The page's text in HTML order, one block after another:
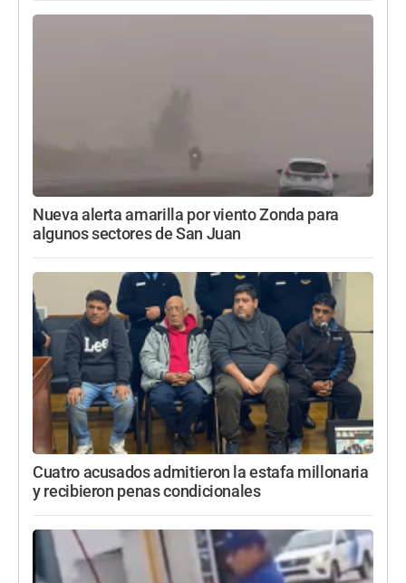
Nueva alerta amarilla por viento Zonda para
algunos sectores de San Juan
Cuatro acusados admitieron la estafa millonaria
y recibieron penas condicionales